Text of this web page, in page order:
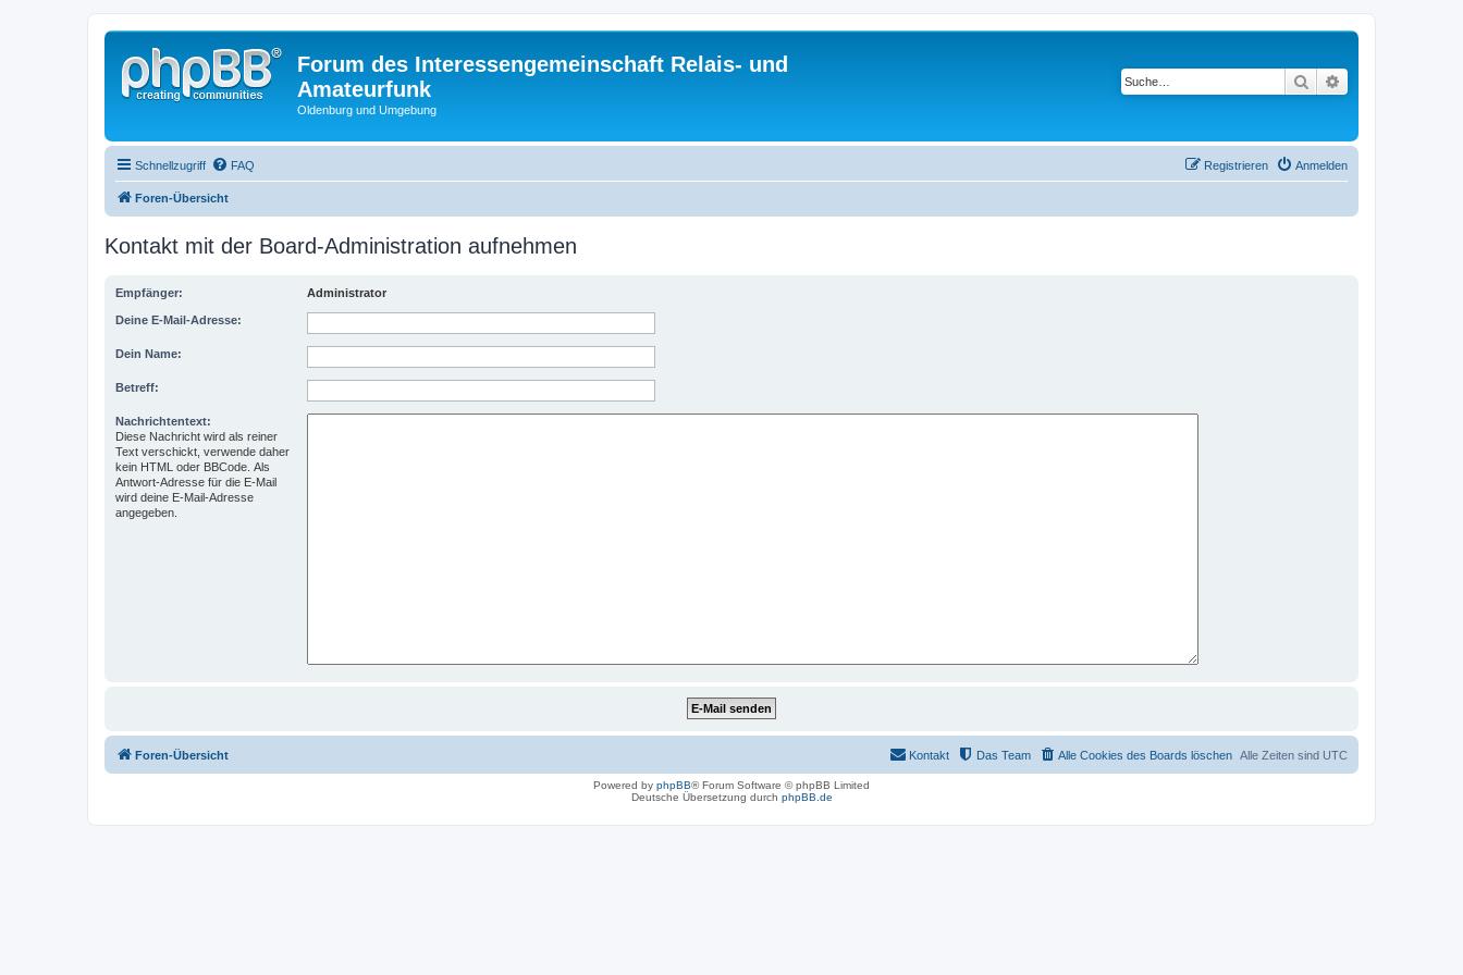
Forum des Interessengemeinschaft Relais- und
Amateurfunk
Oldenburg und Umgebung
Suche
Schnellzugriff FAQ Anmelden
Registrieren
Foren-Übersicht
Kontakt mit der Board-Administration aufnehmen
Empfänger: Administrator
Deine E-Mail-Adresse:
Dein Name:
Betreff:
Nachrichtentext:
Diese Nachricht wird als reiner
Text verschickt, verwende daher
kein HTML oder BBCode. Als
Antwort-Adresse für die E-Mail
wird deine E-Mail-Adresse
angegeben.
Foren-Übersicht Alle Zeiten sind UTC
Alle Cookies des Boards löschen
Das Team
Kontakt
Powered by phpBB® Forum Software © phpBB Limited
Deutsche Übersetzung durch phpBB.de